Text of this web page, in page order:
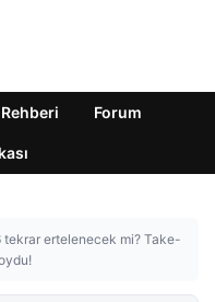
Forum
tekrar ertelenecek mi? Take-